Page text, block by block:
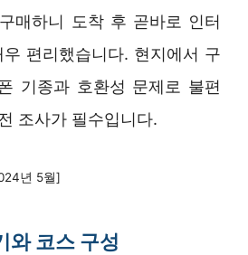
매하니 도착 후 곧바로 인터
편리했습니다. 현지에서 구
기종과 호환성 문제로 불편
조사가 필수입니다.
년 5월]
와 코스 구성